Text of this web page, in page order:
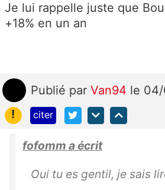
Je lui rappelle juste que
+18% en un an
Publié par Van94 le
!
citer
fofomm a écrit
Oui tu es gentil, je sais